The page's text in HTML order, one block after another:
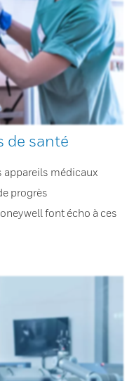
de santé
appareils médicaux
progrès
font écho à ces